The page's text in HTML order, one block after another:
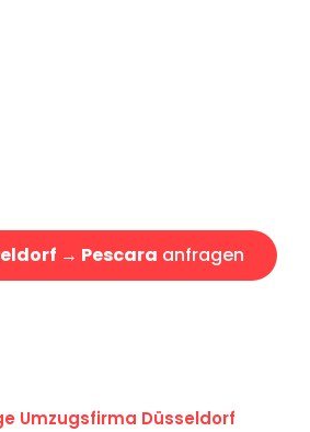
→ Pescara anfragen
Umzugsfirma Düsseldorf